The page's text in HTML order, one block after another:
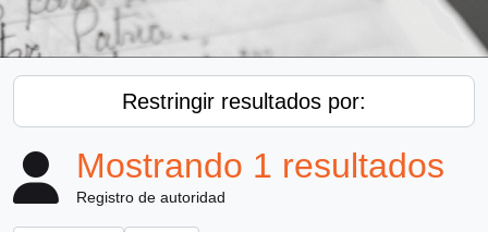
Restringir resultados por:
Mostrando 1 resultados
Registro de autoridad